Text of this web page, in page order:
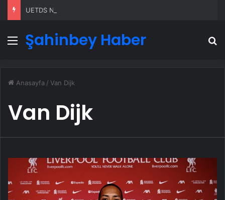
Menü
Şahinbey Haber
Anasayfa / Van Dijk
Van Dijk